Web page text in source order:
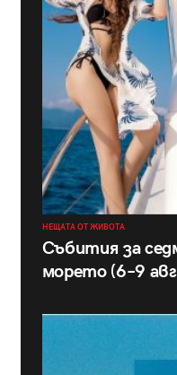
НЕЩАТА ОТ ЖИВОТА
Събития за
морето (6–9